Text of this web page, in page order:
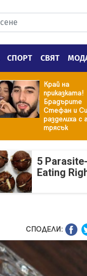
СПОРТ СВЯТ
Край на
приказката!
Брадърите
Стефан и
разделиха с
трясък
5
Eating
СПОДЕЛИ: